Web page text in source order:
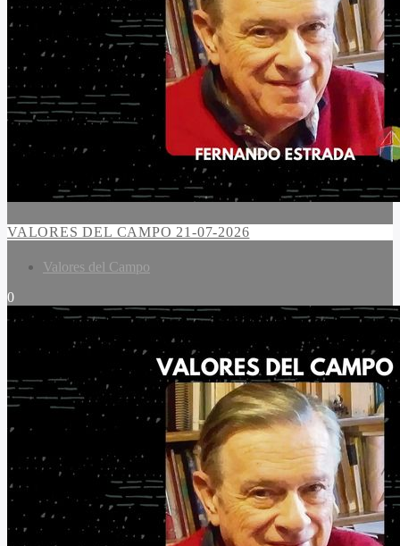
VALORES DEL CAMPO 21-07-2026
Valores del Campo
0